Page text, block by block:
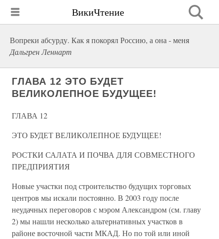
ВикиЧтение
Вопреки абсурду. Как я покорял Россию, а она - меня
Дальгрен Леннарт
ГЛАВА 12 ЭТО БУДЕТ
ВЕЛИКОЛЕПНОЕ БУДУЩЕЕ!
ГЛАВА 12
ЭТО БУДЕТ ВЕЛИКОЛЕПНОЕ БУДУЩЕЕ!
РОСТКИ САЛАТА И ПОЧВА ДЛЯ СОВМЕСТНОГО
ПРЕДПРИЯТИЯ
Новые участки под строительство будущих торговых
центров мы искали постоянно. В 2003 году после
неудачных переговоров с мэром Александром (см. главу
2) мы нашли несколько альтернативных участков в
районе восточной части МКАД. Но по той или иной